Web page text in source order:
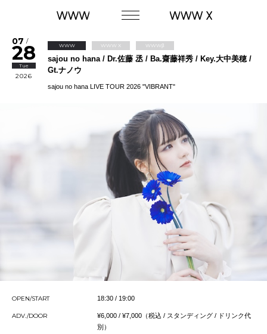
07 /
28
Tue
2026
WWW WWW X WWWβ
sajou no hana / Dr.佐藤 丞 / Ba.齋藤祥秀 / Key.大中美穂 /
Gt.ナノウ
sajou no hana LIVE TOUR 2026 "VIBRANT"
OPEN/START 18:30 / 19:00
ADV./DOOR
¥6,000 / ¥7,000（税込 / スタンディング / ドリンク代
別）